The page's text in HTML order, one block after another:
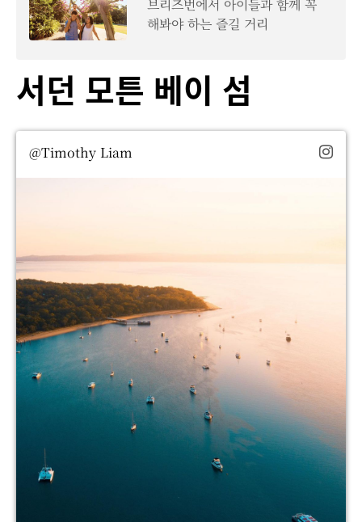
브리즈번에서 아이들과 함께 꼭
해봐야 하는 즐길 거리
서던 모튼 베이 섬
@Timothy Liam